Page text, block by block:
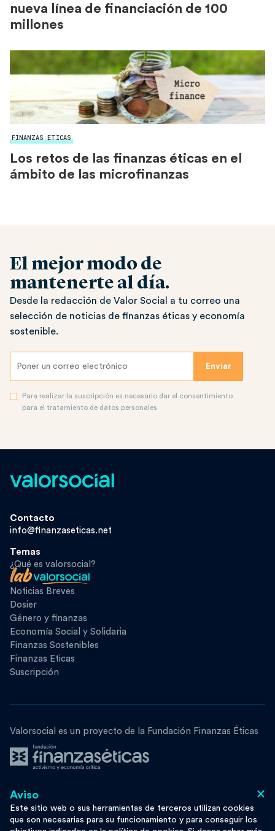
nueva línea de financiación de 100
millones
FINANZAS ETICAS
Los retos de las finanzas éticas en el
ámbito de las microfinanzas
El mejor modo de
mantenerte al día.
Desde la redacción de Valor Social a tu correo una
selección de noticias de finanzas éticas y economía
sostenible.
Para realizar la suscripción es necesario dar el consentimiento
para el tratamiento de datos personales
Contacto
info@finanzaseticas.net
Temas
¿Qué es valorsocial?
Noticias Breves
Dosier
Género y finanzas
Economía Social y Solidaria
Finanzas Sostenibles
Finanzas Eticas
Suscripción
Valorsocial es un proyecto de la Fundación Finanzas Éticas
Síguenos ×
Aviso
Este sitio web o sus herramientas de terceros utilizan cookies
que son necesarias para su funcionamiento y para conseguir los